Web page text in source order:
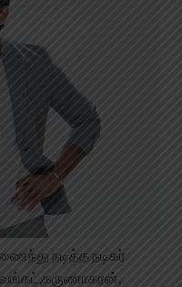
நடித்த நடிகர்